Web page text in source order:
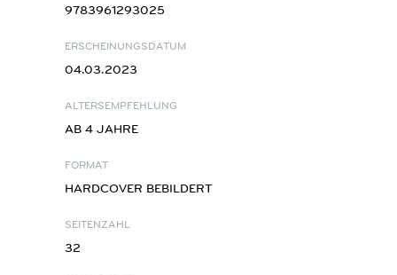
9783961293025
ERSCHEINUNGSDATUM
04.03.2023
ALTERSEMPFEHLUNG
AB 4 JAHRE
FORMAT
HARDCOVER BEBILDERT
SEITENZAHL
32